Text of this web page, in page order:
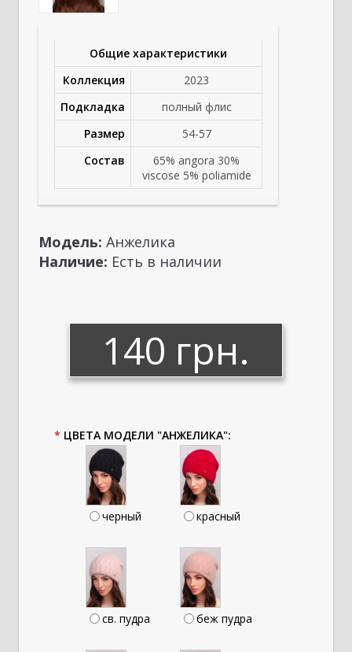
Общие характеристики
Коллекция
2023
Подкладка
полный флис
Размер
54-57
Состав
65% angora 30%
viscose 5% poliamide
Модель: Анжелика
Наличие: Есть в наличии
140 грн.
* ЦВЕТА МОДЕЛИ "АНЖЕЛИКА":
черный красный
св. пудра беж пудра